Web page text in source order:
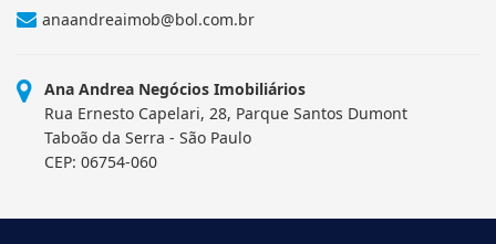
anaandreaimob@bol.com.br
Ana Andrea Negócios Imobiliários
Rua Ernesto Capelari, 28, Parque Santos Dumont
Taboão da Serra - São Paulo
CEP: 06754-060